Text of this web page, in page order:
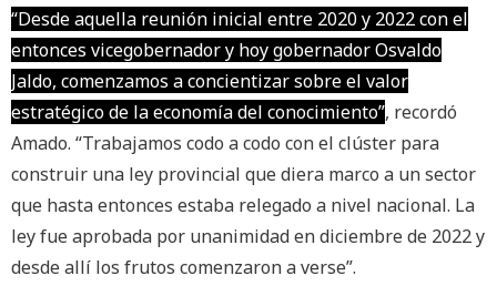
“Desde aquella reunión inicial entre 2020 y 2022 con el
entonces vicegobernador y hoy gobernador Osvaldo
Jaldo, comenzamos a concientizar sobre el valor
estratégico de la economía del conocimiento”, recordó
Amado. “Trabajamos codo a codo con el clúster para
construir una ley provincial que diera marco a un sector
que hasta entonces estaba relegado a nivel nacional. La
ley fue aprobada por unanimidad en diciembre de 2022 y
desde allí los frutos comenzaron a verse”.